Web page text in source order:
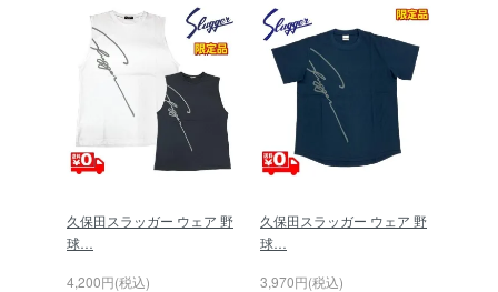
久保田スラッガー ウェア 野
球…
4,200円(税込)
久保田スラッガー ウェア 野
球…
3,970円(税込)